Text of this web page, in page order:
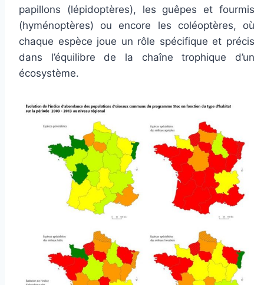
papillons (lépidoptères), les guêpes et fourmis
(hyménoptères) ou encore les coléoptères, où
chaque espèce joue un rôle spécifique et précis
dans l’équilibre de la chaîne trophique d’un
écosystème.